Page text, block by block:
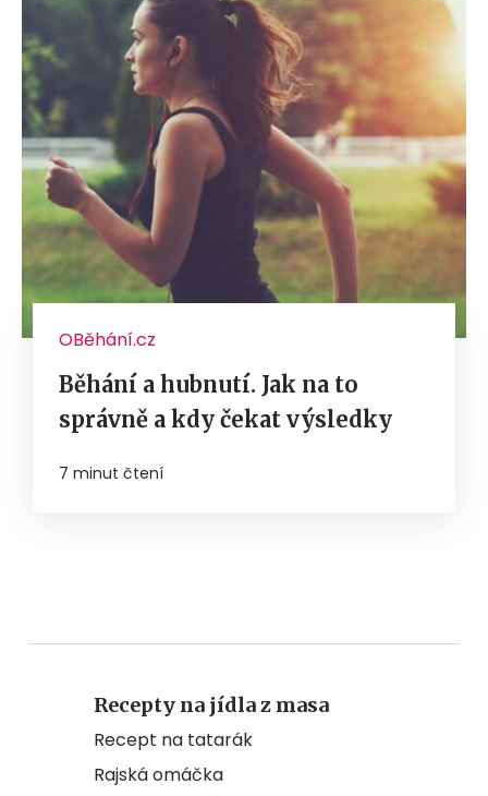
OBěhání.cz
Běhání a hubnutí. Jak na to
správně a kdy čekat výsledky
7 minut čtení
Recepty na jídla z masa
Recept na tatarák
Rajská omáčka